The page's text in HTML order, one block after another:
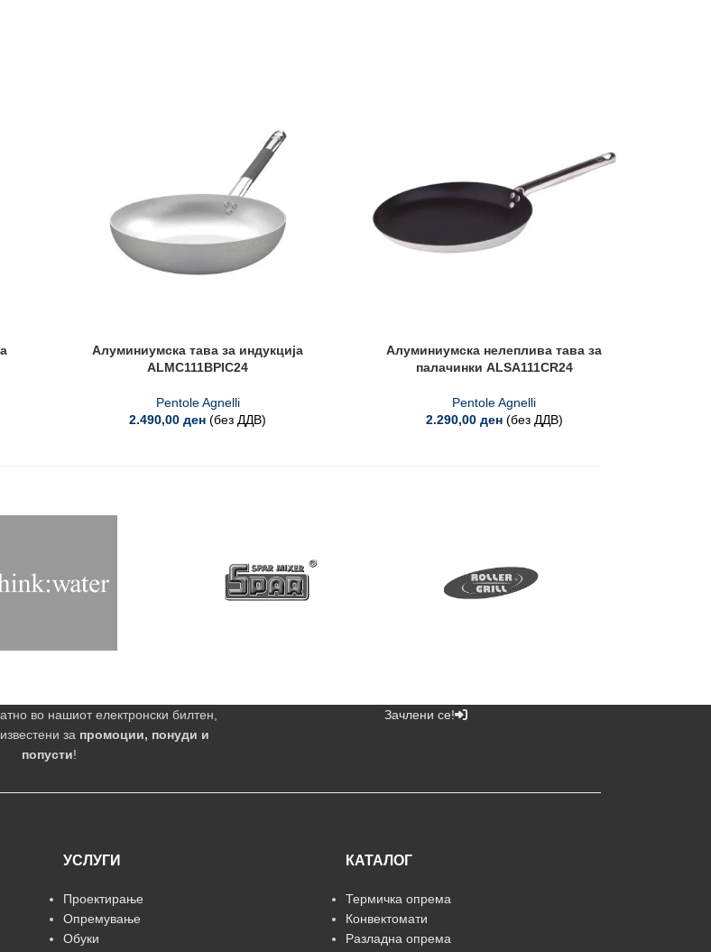
Алуминиумска тава за индукција
ALMC111BPIC24
Pentole Agnelli
2.490,00ден (без ДДВ)
Алуминиумска нелеплива тава за
палачинки ALSA111CR24
Pentole Agnelli
2.290,00 ден (без ДДВ)
во нашиот електронски билтен,
за промоции, понуди и
попусти!
Зачлени се!
УСЛУГИ
Проектирање
Опремување
Обуки
КАТАЛОГ
Термичка опрема
Конвектомати
Разладна опрема